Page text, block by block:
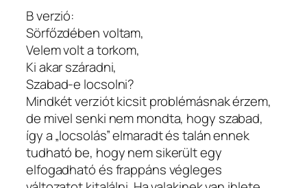
B verzió:
Sörfőzdében voltam,
Velem volt a torkom,
Ki akar száradni,
Szabad-e locsolni?
Mindkét verziót kicsit problémásnak érzem,
de mivel senki nem mondta, hogy szabad,
így a „locsolás” elmaradt és talán ennek
tudható be, hogy nem sikerült egy
elfogadható és frappáns végleges